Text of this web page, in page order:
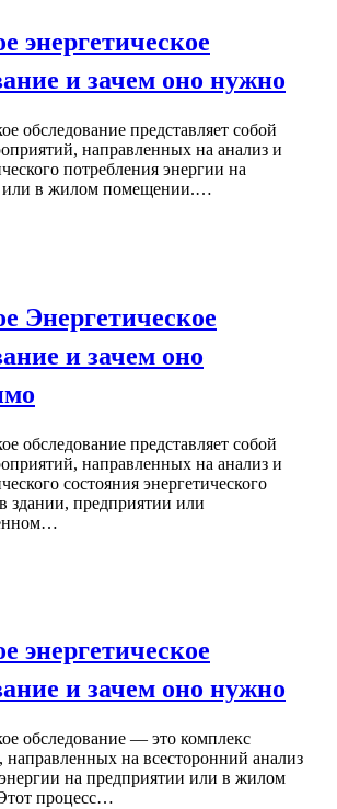
энергетическое
и зачем оно нужно
обследование представляет собой
направленных на анализ и
потребления энергии на
или в жилом помещении.…
Энергетическое
и зачем оно
обследование представляет собой
направленных на анализ и
состояния энергетического
здании, предприятии или
энергетическое
и зачем оно нужно
обследование — это комплекс
направленных на всесторонний анализ
на предприятии или в жилом
процесс…